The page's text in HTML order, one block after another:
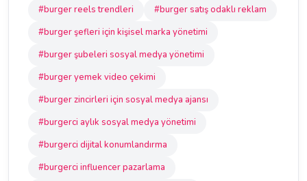
#burger reels trendleri
#burger satış odaklı reklam
#burger şefleri için kişisel marka yönetimi
#burger şubeleri sosyal medya yönetimi
#burger yemek video çekimi
#burger zincirleri için sosyal medya ajansı
#burgerci aylık sosyal medya yönetimi
#burgerci dijital konumlandırma
#burgerci influencer pazarlama